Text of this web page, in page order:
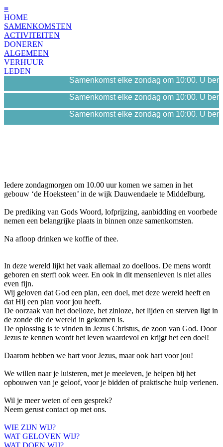
≡
HOME
SAMENKOMSTEN
ACTIVITEITEN
DONEREN
ALGEMEEN
VERHUUR
LEDEN
Samenkomst elke zondag om 10:00. U
Samenkomst elke zondag om 10:00. U
Samenkomst elke zondag om 10:00. U
Iedere zondagmorgen om 10.00 uur komen we samen in het
gebouw ‘de Hoeksteen’ in de wijk Dauwendaele te Middelburg.
De prediking van Gods Woord, lofprijzing, aanbidding en voorbede
nemen een belangrijke plaats in binnen onze samenkomsten.
Na afloop drinken we koffie of thee.
In deze wereld lijkt het vaak allemaal zo doelloos. De mens wordt
geboren en sterft ook weer. En ook in dit mensenleven is niet alles
even fijn.
Wij geloven dat God een plan, een doel, met deze wereld heeft en
dat Hij een plan voor jou heeft.
De oorzaak van het doelloze, het zinloze, het lijden en sterven ligt in
de zonde die de wereld in gekomen is.
De oplossing is te vinden in Jezus Christus, de zoon van God. Door
Jezus te kennen wordt het leven waardevol en krijgt het een doel!
Daarom hebben we hart voor Jezus, maar ook hart voor jou!
We willen naar je luisteren, met je meeleven, je helpen bij het
opbouwen van je geloof, voor je bidden of praktische hulp verlenen.
Wil je meer weten of een gesprek?
Neem gerust contact op met ons.
WIE ZIJN WIJ?
WAT GELOVEN WIJ?
WAT DOEN WIJ?